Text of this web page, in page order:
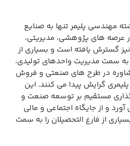
مهندسی پلیمر تنها به صنایع
عرصه های پژوهشی، مدیریتی،
گسترش یافته است و بسیاری از
به سمت مدیریت واحدهای تولیدی،
در طرح های صنعتی و فروش
گرایش پیدا می کنند. این
مستقیم بر توسعه صنعت و
و از جایگاه اجتماعی و مالی
از فارغ التحصیلان را به سمت